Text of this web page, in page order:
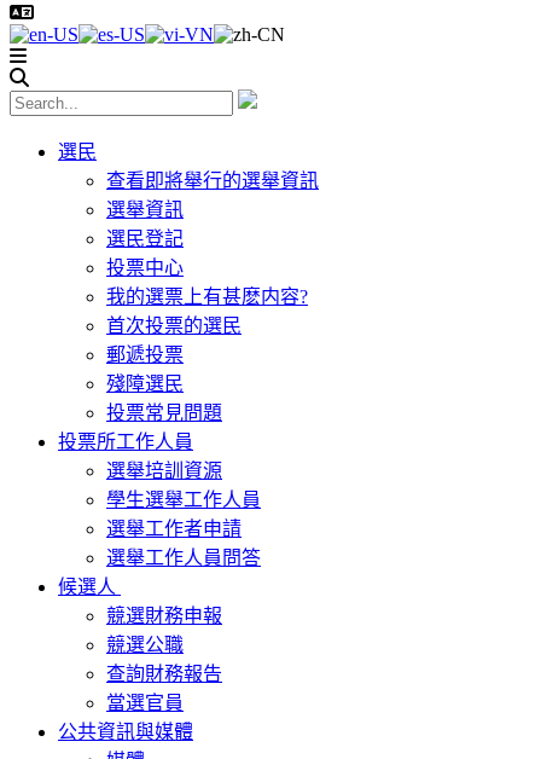
選民
查看即將舉行的選舉資訊
選舉資訊
選民登記
投票中心
我的選票上有甚麽内容?
首次投票的選民
郵遞投票
殘障選民
投票常見問題
投票所工作人員
選舉培訓資源
學生選舉工作人員
選舉工作者申請
選舉工作人員問答
候選人
競選財務申報
競選公職
查詢財務報告
當選官員
公共資訊與媒體